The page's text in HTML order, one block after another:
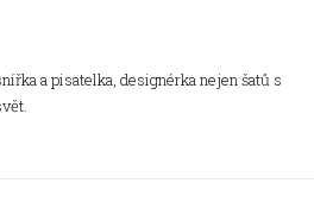
a pisatelka, designérka nejen šatů s